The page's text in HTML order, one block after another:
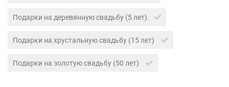
Подарки на деревянную свадьбу (5 лет)
Подарки на хрустальную свадьбу (15 лет)
Подарки на золотую свадьбу (50 лет)